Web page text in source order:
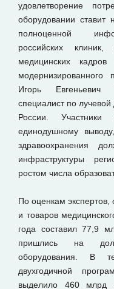
удовлетворение
оборудовании ставит
полноценной
российских клиник,
медицинских
модернизированного
Игорь
специалист по лучевой
России.
единодушному
здравоохранения
инфраструктуры
ростом числа
По оценкам
и товаров
года составил 77,9
пришлись на долю
оборудования. В
двухгодичной
выделило 460 млрд